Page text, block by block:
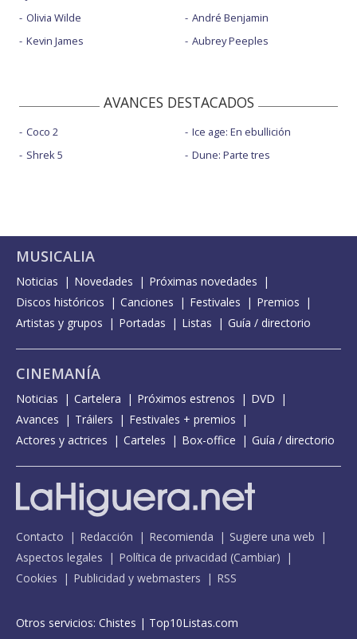
Olivia Wilde
Kevin James
André Benjamin
Aubrey Peeples
AVANCES DESTACADOS
Coco 2
Shrek 5
Ice age: En ebullición
Dune: Parte tres
MUSICALIA
Noticias Novedades
Próximas novedades
Discos históricos
Canciones Festivales
Premios
Artistas y grupos
Portadas Listas Guía / directorio
CINEMANÍA
Noticias Cartelera Próximos estrenos
DVD
Avances
Tráilers
Festivales + premios
Actores y actrices
Carteles Box-office Guía / directorio
Contacto Redacción Recomienda
Sugiere una web
Aspectos legales
Política de privacidad (Cambiar)
Cookies
Publicidad y webmasters RSS
Otros servicios: Chistes | Top10Listas.com